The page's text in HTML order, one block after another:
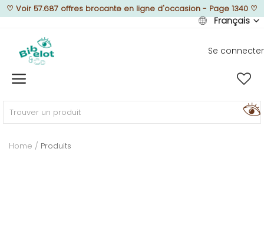
♡ Voir 57.687 offres brocante en ligne d'occasion - Page 1340 ♡
Français
Se connecter
Home
MEUBLEZ
Home Produits